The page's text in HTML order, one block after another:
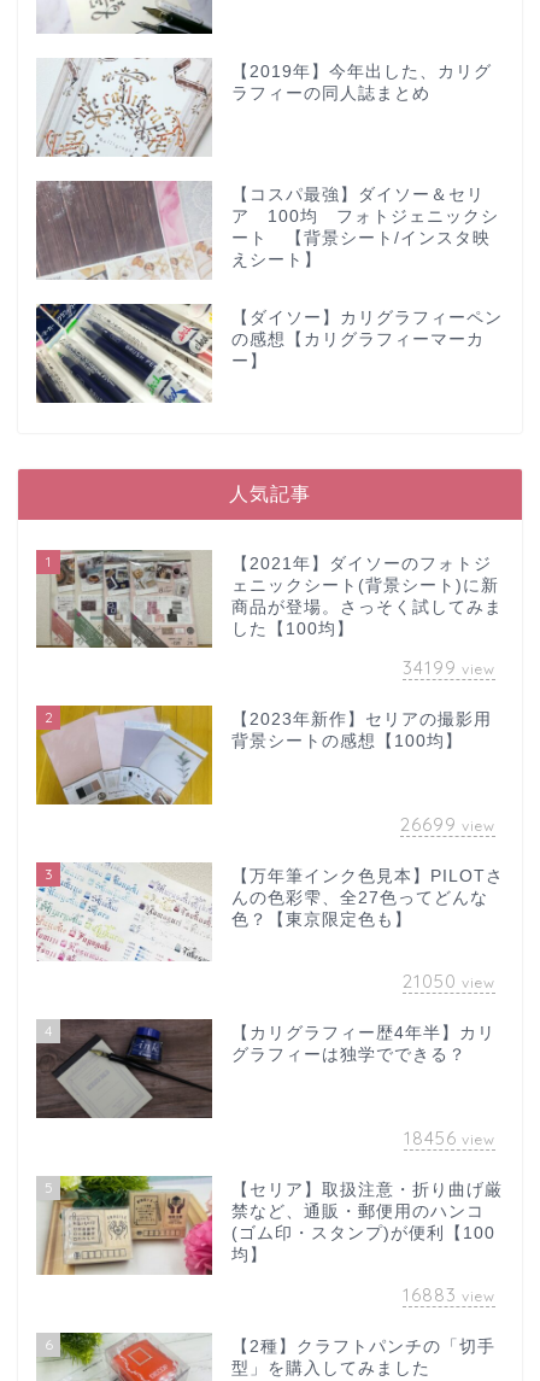
【2019年】今年出した、カリグ
ラフィーの同人誌まとめ
【コスパ最強】ダイソー＆セリ
ア 100均 フォトジェニックシ
ート 【背景シート/インスタ映
えシート】
【ダイソー】カリグラフィーペン
の感想【カリグラフィーマーカ
ー】
人気記事
1
【2021年】ダイソーのフォトジ
ェニックシート(背景シート)に新
商品が登場。さっそく試してみま
した【100均】
34199 view
2
【2023年新作】セリアの撮影用
背景シートの感想【100均】
26699 view
3
【万年筆インク色見本】PILOTさ
んの色彩雫、全27色ってどんな
色？【東京限定色も】
21050 view
4
【カリグラフィー歴4年半】カリ
グラフィーは独学でできる？
18456 view
5
【セリア】取扱注意・折り曲げ厳
禁など、通販・郵便用のハンコ
(ゴム印・スタンプ)が便利【100
均】
16883 view
6
【2種】クラフトパンチの「切手
型」を購入してみました